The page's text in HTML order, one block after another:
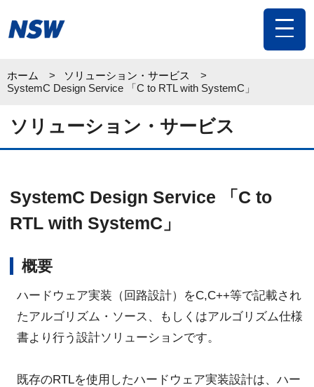
toggle
ホーム
ソリューション・サービス
SystemC Design Service 「C to RTL with SystemC」
ソリューション・サービス
SystemC Design Service 「C to
RTL with SystemC」
概要
ハードウェア実装（回路設計）をC,C++等で記載され
たアルゴリズム・ソース、もしくはアルゴリズム仕様
書より行う設計ソリューションです。
既存のRTLを使用したハードウェア実装設計は、ハー